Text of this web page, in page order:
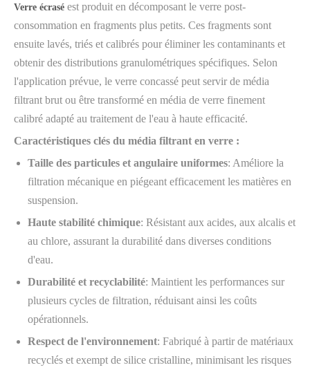
Verre écrasé est produit en décomposant le verre post-
consommation en fragments plus petits. Ces fragments sont
ensuite lavés, triés et calibrés pour éliminer les contaminants et
obtenir des distributions granulométriques spécifiques. Selon
l'application prévue, le verre concassé peut servir de média
filtrant brut ou être transformé en média de verre finement
calibré adapté au traitement de l'eau à haute efficacité.
Caractéristiques clés du média filtrant en verre :
Taille des particules et angulaire uniformes: Améliore la
filtration mécanique en piégeant efficacement les matières en
suspension.
Haute stabilité chimique: Résistant aux acides, aux alcalis et
au chlore, assurant la durabilité dans diverses conditions
d'eau.
Durabilité et recyclabilité: Maintient les performances sur
plusieurs cycles de filtration, réduisant ainsi les coûts
opérationnels.
Respect de l'environnement: Fabriqué à partir de matériaux
recyclés et exempt de silice cristalline, minimisant les risques